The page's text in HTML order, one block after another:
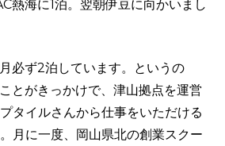
熱海に1泊。翌朝伊豆に向かいまし
必ず2泊しています。というの
とがきっかけで、津山拠点を運営
タイルさんから仕事をいただける
月に一度、岡山県北の創業スクー